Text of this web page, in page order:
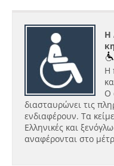
Η
Η
Ο
διασταυρώνει τις
ενδιαφέρουν. Τα
Ελληνικές και
αναφέρονται στο